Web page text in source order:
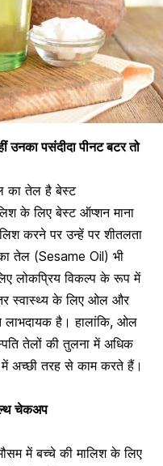
उनका पसंदीदा पीनट बटर तो
का तेल है बेस्ट
के लिए बेस्ट ऑप्शन माना
करने पर उन्हें पर शीतलता
तेल (Sesame Oil) भी
लोकप्रिय विकल्प के रूप में
स्वास्थ्य के लिए ओल और
है। हालांकि, ओल
तेलों की तुलना में अधिक
में अच्छी तरह से काम करते हैं।
चेकअप
में बच्चे की मालिश के लिए